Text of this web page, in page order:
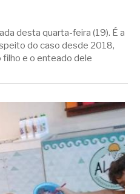
desta quarta-feira (19). É a
do caso desde 2018,
filho e o enteado dele